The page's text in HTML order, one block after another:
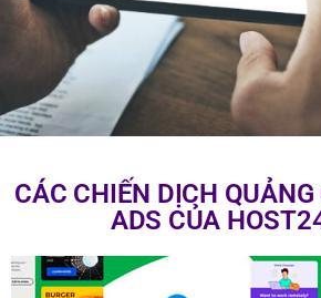
CÁC CHIẾN DỊCH QUẢNG
ADS CỦA